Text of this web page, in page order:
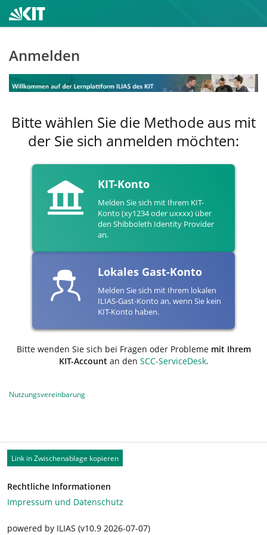
Anmelden
Bitte wählen Sie die Methode aus mit
der Sie sich anmelden möchten:
KIT-Konto
Melden Sie sich mit Ihrem KIT-
Konto (xy1234 oder uxxxx) über
den Shibboleth Identity Provider
an.
Lokales Gast-Konto
Melden Sie sich mit Ihrem lokalen
ILIAS-Gast-Konto an, wenn Sie kein
KIT-Konto haben.
Bitte wenden Sie sich bei Fragen oder Probleme mit Ihrem
KIT-Accountan den SCC-ServiceDesk.
Nutzungsvereinbarung
Link in Zwischenablage kopieren
Rechtliche Informationen
Impressum und Datenschutz
powered by ILIAS (v10.9 2026-07-07)